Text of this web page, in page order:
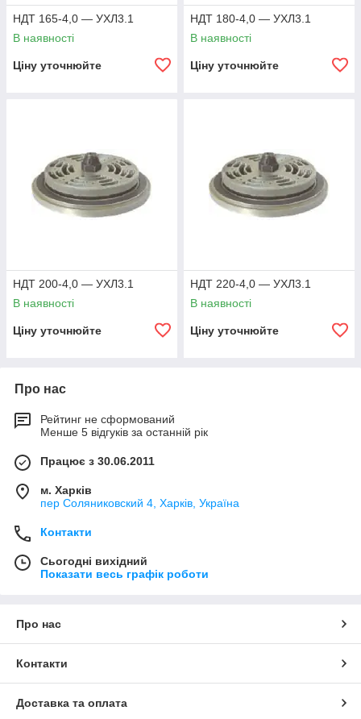
НДТ 165-4,0 — УХЛ3.1
В наявності
Ціну уточнюйте
НДТ 180-4,0 — УХЛ3.1
В наявності
Ціну уточнюйте
НДТ 200-4,0 — УХЛ3.1
В наявності
Ціну уточнюйте
НДТ 220-4,0 — УХЛ3.1
В наявності
Ціну уточнюйте
Про нас
Рейтинг не сформований
Менше 5 відгуків за останній рік
Працює з 30.06.2011
м. Харків
пер Соляниковский 4, Харків, Україна
Контакти
Сьогодні вихідний
Показати весь графік роботи
Про нас
Контакти
Доставка та оплата